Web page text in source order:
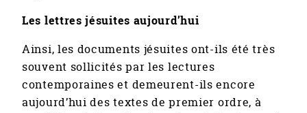
Les lettres jésuites aujourd’hui
Ainsi, les documents jésuites ont-ils été très
souvent sollicités par les lectures
contemporaines et demeurent-ils encore
aujourd’hui des textes de premier ordre, à